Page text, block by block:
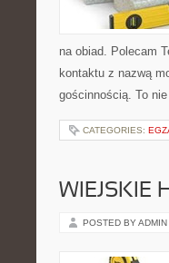
na obiad. Polecam
kontaktu z nazwą
gościnnością. To
CATEGORIES:
WIEJSKIE
POSTED BY ADMIN